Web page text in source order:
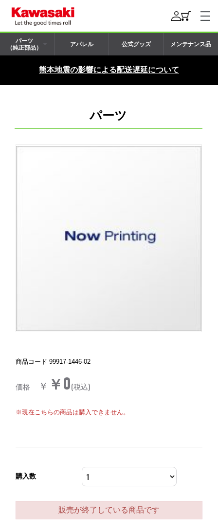
パーツ
（純正部品）
アパレル 公式グッズ メンテナンス品
熊本地震の影響による配送遅延について
パーツ
商品コード 99917-1446-02
価格 ￥ ￥0(税込)
※現在こちらの商品は購入できません。
購入数
販売が終了している商品です